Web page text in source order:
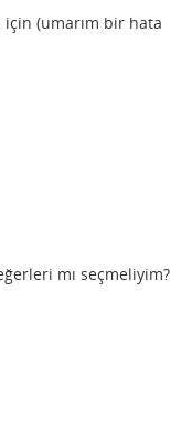
için (umarım bir hata
mı seçmeliyim?